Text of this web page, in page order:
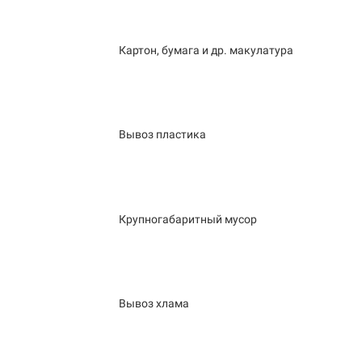
Картон, бумага и др. макулатура
Вывоз пластика
Крупногабаритный мусор
Вывоз хлама